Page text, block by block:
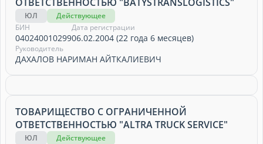
ЮЛ
Действующее
БИН
040240010299
Дата регистрации
06.02.2004 (22 года 6 месяцев)
Руководитель
ДАХАЛОВ НАРИМАН АЙТКАЛИЕВИЧ
ТОВАРИЩЕСТВО С ОГРАНИЧЕННОЙ
ОТВЕТСТВЕННОСТЬЮ "ALTRA TRUCK SERVICE"
ЮЛ
Действующее